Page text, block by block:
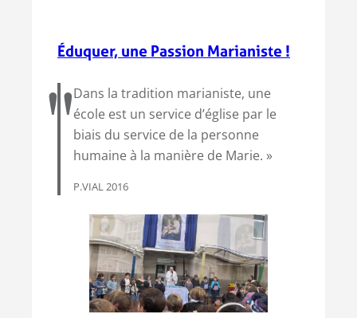
Éduquer, une Passion Marianiste !
Dans la tradition marianiste, une
école est un service d’église par le
biais du service de la personne
humaine à la manière de Marie. »
P.VIAL 2016